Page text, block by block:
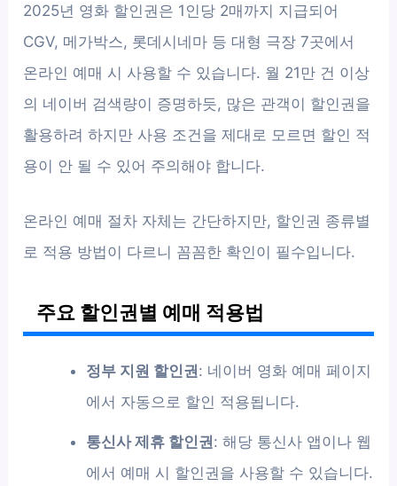
2025년 영화 할인권은 1인당 2매까지 지급되어
CGV, 메가박스, 롯데시네마 등 대형 극장 7곳에서
온라인 예매 시 사용할 수 있습니다. 월 21만 건 이상
의 네이버 검색량이 증명하듯, 많은 관객이 할인권을
활용하려 하지만 사용 조건을 제대로 모르면 할인 적
용이 안 될 수 있어 주의해야 합니다.
온라인 예매 절차 자체는 간단하지만, 할인권 종류별
로 적용 방법이 다르니 꼼꼼한 확인이 필수입니다.
주요 할인권별 예매 적용법
정부 지원 할인권: 네이버 영화 예매 페이지
에서 자동으로 할인 적용됩니다.
통신사 제휴 할인권: 해당 통신사 앱이나 웹
에서 예매 시 할인권을 사용할 수 있습니다.